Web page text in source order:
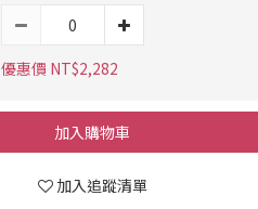
優惠價 NT$2,282
加入購物車
加入追蹤清單